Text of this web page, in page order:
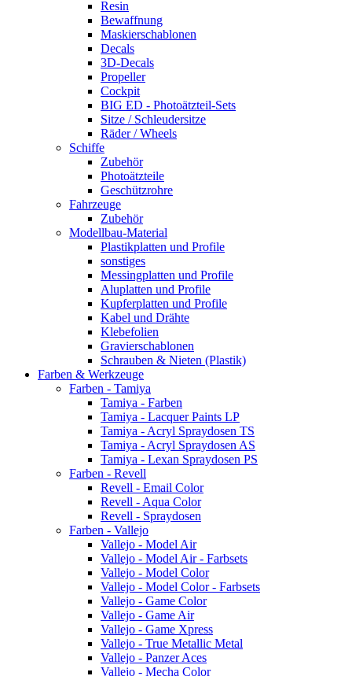
Resin
Bewaffnung
Maskierschablonen
Decals
3D-Decals
Propeller
Cockpit
BIG ED - Photoätzteil-Sets
Sitze / Schleudersitze
Räder / Wheels
Schiffe
Zubehör
Photoätzteile
Geschützrohre
Fahrzeuge
Zubehör
Modellbau-Material
Plastikplatten und Profile
sonstiges
Messingplatten und Profile
Aluplatten und Profile
Kupferplatten und Profile
Kabel und Drähte
Klebefolien
Gravierschablonen
Schrauben & Nieten (Plastik)
Farben & Werkzeuge
Farben - Tamiya
Tamiya - Farben
Tamiya - Lacquer Paints LP
Tamiya - Acryl Spraydosen TS
Tamiya - Acryl Spraydosen AS
Tamiya - Lexan Spraydosen PS
Farben - Revell
Revell - Email Color
Revell - Aqua Color
Revell - Spraydosen
Farben - Vallejo
Vallejo - Model Air
Vallejo - Model Air - Farbsets
Vallejo - Model Color
Vallejo - Model Color - Farbsets
Vallejo - Game Color
Vallejo - Game Air
Vallejo - Game Xpress
Vallejo - True Metallic Metal
Vallejo - Panzer Aces
Vallejo - Mecha Color